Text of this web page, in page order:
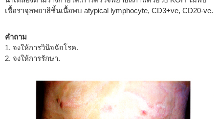
เชื้อราจุลพยาธิชิ้นเนื้อพบ atypical lymphocyte, CD3+ve, CD20-ve.
คำถาม
1. จงให้การวินิจฉัยโรค.
2. จงให้การรักษา.